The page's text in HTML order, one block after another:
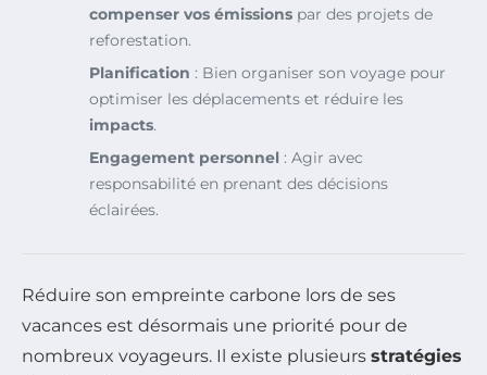
compenser vos émissions par des projets de
reforestation.
Planification : Bien organiser son voyage pour
optimiser les déplacements et réduire les
impacts.
Engagement personnel : Agir avec
responsabilité en prenant des décisions
éclairées.
Réduire son empreinte carbone lors de ses
vacances est désormais une priorité pour de
nombreux voyageurs. Il existe plusieurs stratégies